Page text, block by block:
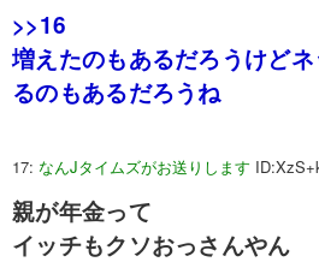
>>16
増えたのもあるだろうけど
るのもあるだろうね
17: なんJタイムズがお送りします
親が年金って
イッチもクソおっさんやん